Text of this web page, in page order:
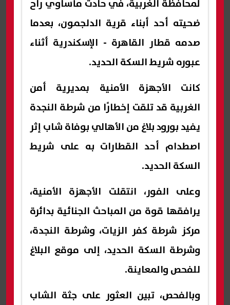
لمحافظة الغربية، في حادث مأساوي راح
ضحيته أحد أبناء قرية الدلجمون، بعدما
صدمه قطار القاهرة - الإسكندرية أثناء
عبوره شريط السكة الحديد.
كانت الأجهزة الأمنية بمديرية أمن
الغربية قد تلقت إخطارًا من شرطة النجدة
يفيد بورود بلاغ من الأهالي بوفاة شاب إثر
اصطدام أحد القطارات به على شريط
السكة الحديد.
وعلى الفور، انتقلت الأجهزة الأمنية،
يرافقها قوة من المباحث الجنائية بدائرة
مركز شرطة كفر الزيات، وشرطة النجدة،
وشرطة السكة الحديد، إلى موقع البلاغ
للفحص والمعاينة.
وبالفحص، تبين العثور على جثة الشاب